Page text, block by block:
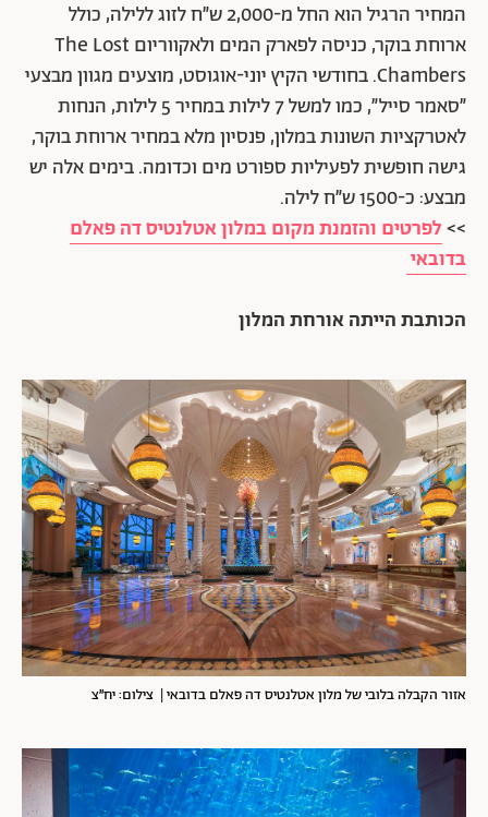
המחיר הרגיל הוא החל מ-2,000 ש״ח לזוג ללילה, כולל
ארוחת בוקר, כניסה לפארק המים ולאקווריום The Lost
Chambers. בחודשי הקיץ יוני-אוגוסט, מוצעים מגוון מבצעי
״סאמר סייל״, כמו למשל 7 לילות במחיר 5 לילות, הנחות
לאטרקציות השונות במלון, פנסיון מלא במחיר ארוחת בוקר,
גישה חופשית לפעיליות ספורט מים וכדומה. בימים אלה יש
מבצע: כ-1500 ש״ח לילה.
>>לפרטים והזמנת מקום במלון אטלנטיס דה פאלם
בדובאי
הכותבת הייתה אורחת המלון
אזור הקבלה בלובי של מלון אטלנטיס דה פאלם בדובאי | צילום: יח״צ